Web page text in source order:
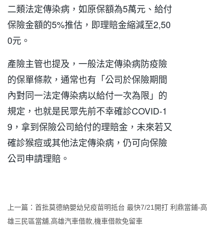
二類法定傳染病，如原保額為5萬元、給付
保險金額的5%推估，即理賠金縮減至2,50
0元。
產險主管也提及，一般法定傳染病防疫險
的保單條款，通常也有「公司於保險期間
內對同一法定傳染病以給付一次為限」的
規定，也就是民眾先前不幸確診COVID-1
9，拿到保險公司給付的理賠金，未來若又
確診猴痘或其他法定傳染病，仍可向保險
公司申請理賠。
上一篇： 首批莫德納嬰幼兒疫苗明抵台 最快7/21開打 利鼎當鋪-高
雄三民區當舖,高雄汽車借款,機車借款免留車